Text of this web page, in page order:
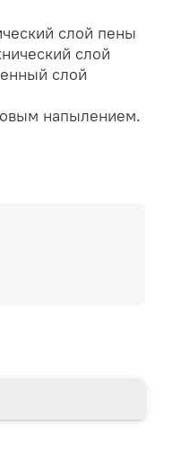
слой пены
слой
слой
напылением.